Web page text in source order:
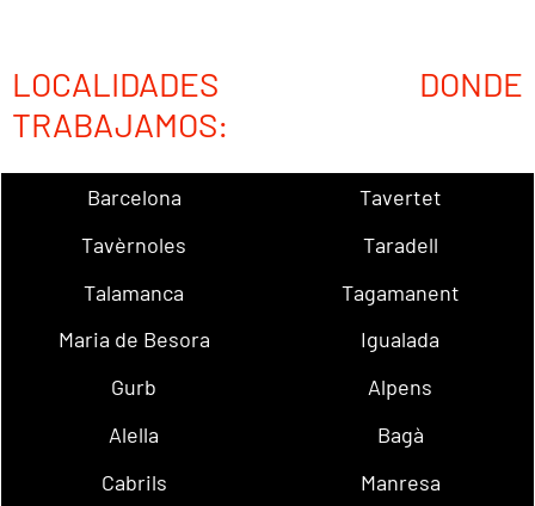
LOCALIDADES DONDE
TRABAJAMOS:
Barcelona
Tavertet
Tavèrnoles
Taradell
Talamanca
Tagamanent
Maria de Besora
Igualada
Gurb
Alpens
Alella
Bagà
Cabrils
Manresa